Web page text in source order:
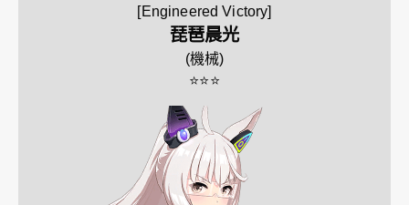
[Engineered Victory]
琵琶晨光
(機械)
⭐⭐⭐